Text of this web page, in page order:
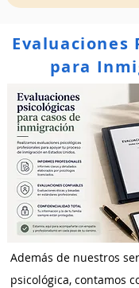
Evaluaciones
para
Además de nuestros
psicológica, contamos